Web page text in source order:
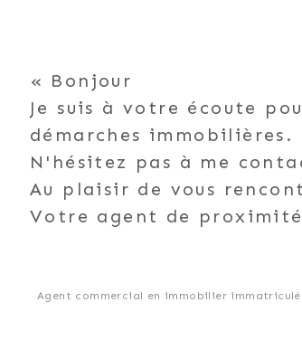
Bonjour
Je suis à votre écoute
démarches immobilières.
N'hésitez pas à me
Au plaisir de vous
Votre agent de proximité
Agent commercial en immobilier immatriculé